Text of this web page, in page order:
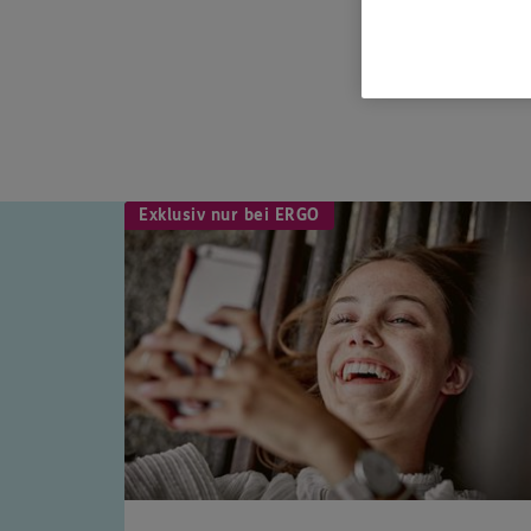
Exklusiv nur bei ERGO